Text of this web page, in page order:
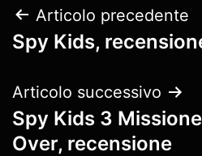
Navigazione
articoli
Articolo precedente
Spy Kids,
Articolo successivo
Spy Kids 3
Over, recensione